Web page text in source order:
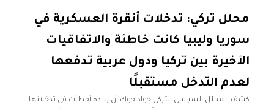
محلل تركي: تدخلات أنقرة العسكرية في
سوريا وليبيا كانت خاطئة والاتفاقيات
الأخيرة بين تركيا ودول عربية تدفعها
لعدم التدخل مستقبلًا
كشف المحلل السياسي التركي جواد جوك أن بلاده أخطأت في تدخلاتها